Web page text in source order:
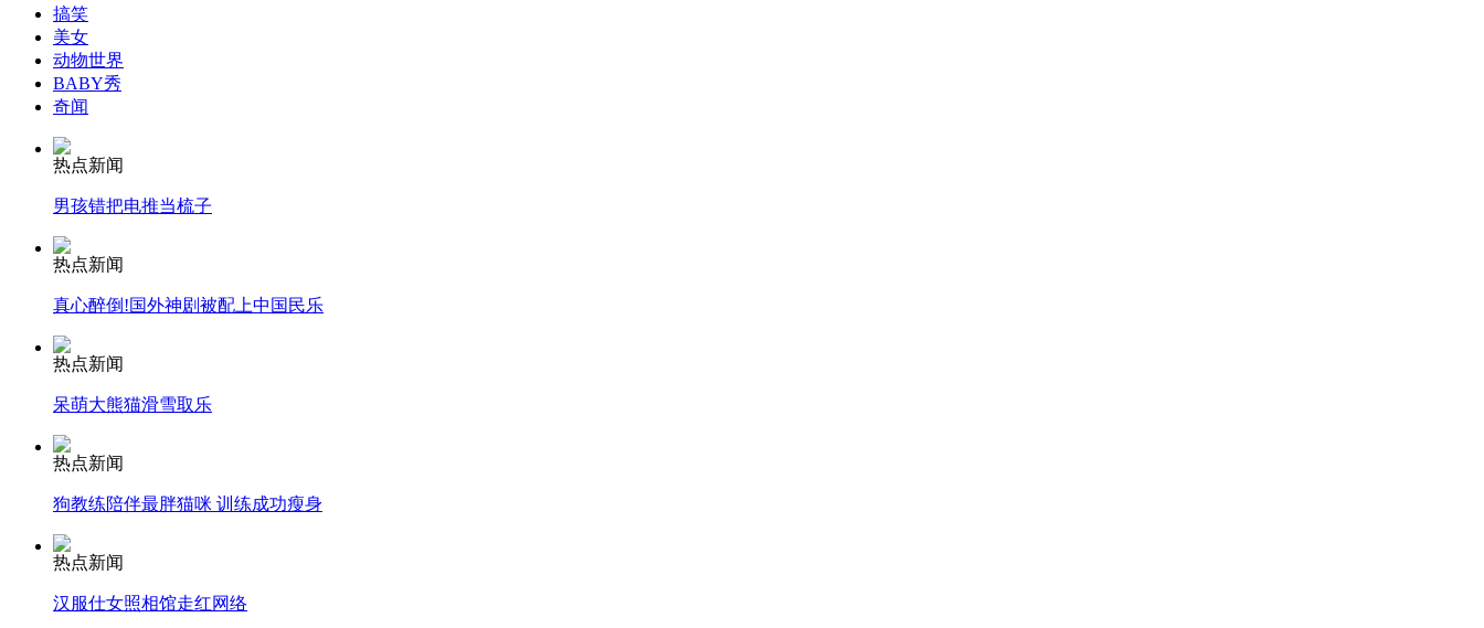
外交部：反对强权政治霸凌主义
外交部：有关国家言论片面不公正
安徽一实载49人客车翻车
消防员救轻生者
搞笑
美女
动物世界
BABY秀
奇闻
热点新闻
男孩错把电推当梳子
热点新闻
真心醉倒!国外神剧被配上中国民乐
热点新闻
呆萌大熊猫滑雪取乐
热点新闻
狗教练陪伴最胖猫咪 训练成功瘦身
热点新闻
汉服仕女照相馆走红网络